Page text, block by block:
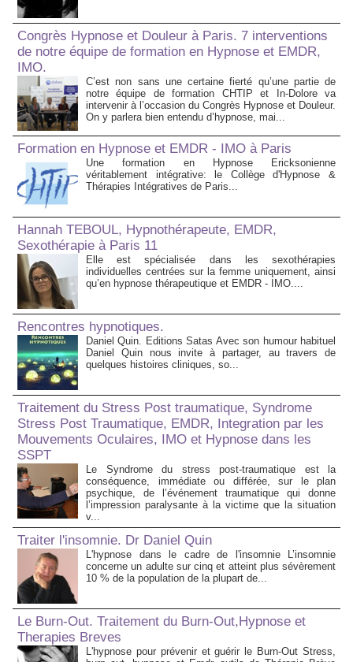
Congrès Hypnose et Douleur à Paris. 7 interventions
de notre équipe de formation en Hypnose et EMDR,
IMO.
C’est non sans une certaine fierté qu’une partie de
notre équipe de formation CHTIP et In-Dolore va
intervenir à l’occasion du Congrès Hypnose et Douleur.
On y parlera bien entendu d’hypnose, mai...
Formation en Hypnose et EMDR - IMO à Paris
Une formation en Hypnose Ericksonienne
véritablement intégrative: le Collège d'Hypnose &
Thérapies Intégratives de Paris...
Hannah TEBOUL, Hypnothérapeute, EMDR,
Sexothérapie à Paris 11
Elle est spécialisée dans les sexothérapies
individuelles centrées sur la femme uniquement, ainsi
qu’en hypnose thérapeutique et EMDR - IMO....
Rencontres hypnotiques.
Daniel Quin. Editions Satas Avec son humour habituel
Daniel Quin nous invite à partager, au travers de
quelques histoires cliniques, so...
Traitement du Stress Post traumatique, Syndrome
Stress Post Traumatique, EMDR, Integration par les
Mouvements Oculaires, IMO et Hypnose dans les
SSPT
Le Syndrome du stress post-traumatique est la
conséquence, immédiate ou différée, sur le plan
psychique, de l’événement traumatique qui donne
l’impression paralysante à la victime que la situation
v...
Traiter l'insomnie. Dr Daniel Quin
L'hypnose dans le cadre de l'insomnie L’insomnie
concerne un adulte sur cinq et atteint plus sévèrement
10 % de la population de la plupart de...
Le Burn-Out. Traitement du Burn-Out,Hypnose et
Therapies Breves
L'hypnose pour prévenir et guérir le Burn-Out Stress,